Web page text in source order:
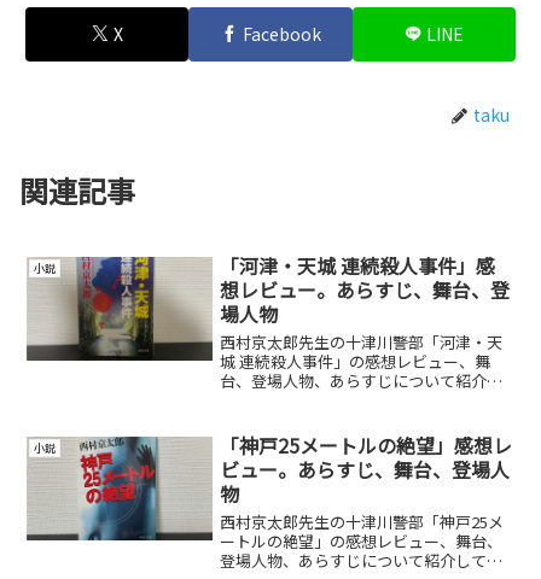
X Facebook LINE
taku
関連記事
小説
「河津・天城 連続殺人事件」感
想レビュー。あらすじ、舞台、登
場人物
西村京太郎先生の十津川警部「河津・天
城 連続殺人事件」の感想レビュー、舞
台、登場人物、あらすじについて紹介し
小説
「神戸25メートルの絶望」感想レ
ビュー。あらすじ、舞台、登場人
物
西村京太郎先生の十津川警部「神戸25メ
ートルの絶望」の感想レビュー、舞台、
登場人物、あらすじについて紹介してい